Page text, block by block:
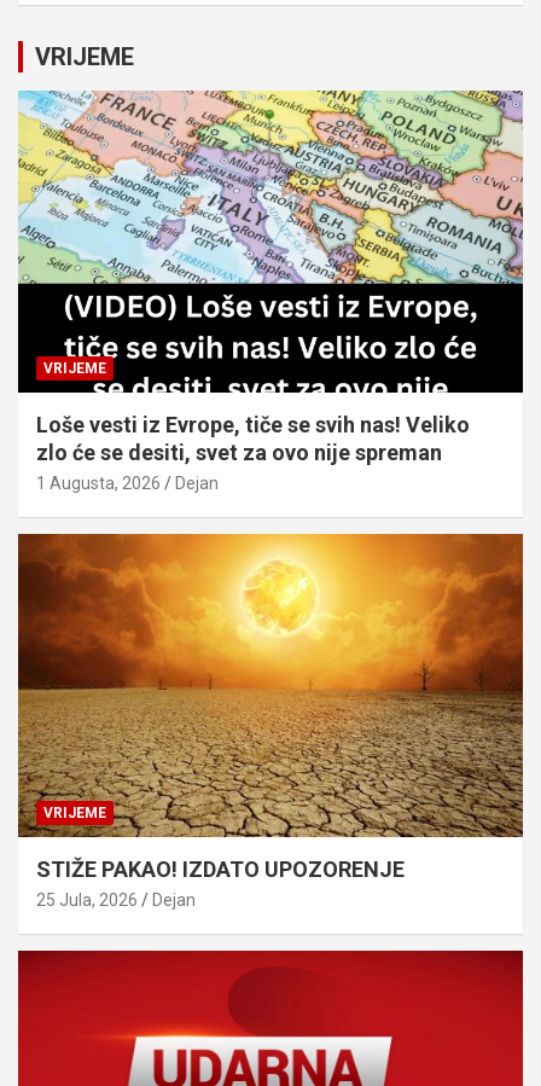
c
h
VRIJEME
VRIJEME
Loše vesti iz Evrope, tiče se svih nas! Veliko
zlo će se desiti, svet za ovo nije spreman
1 Augusta, 2026 Dejan
VRIJEME
STIŽE PAKAO! IZDATO UPOZORENJE
25 Jula, 2026 Dejan